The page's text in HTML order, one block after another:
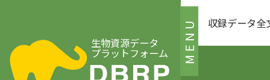
MENU
生物資源データ
プラットフォーム
収録データ全